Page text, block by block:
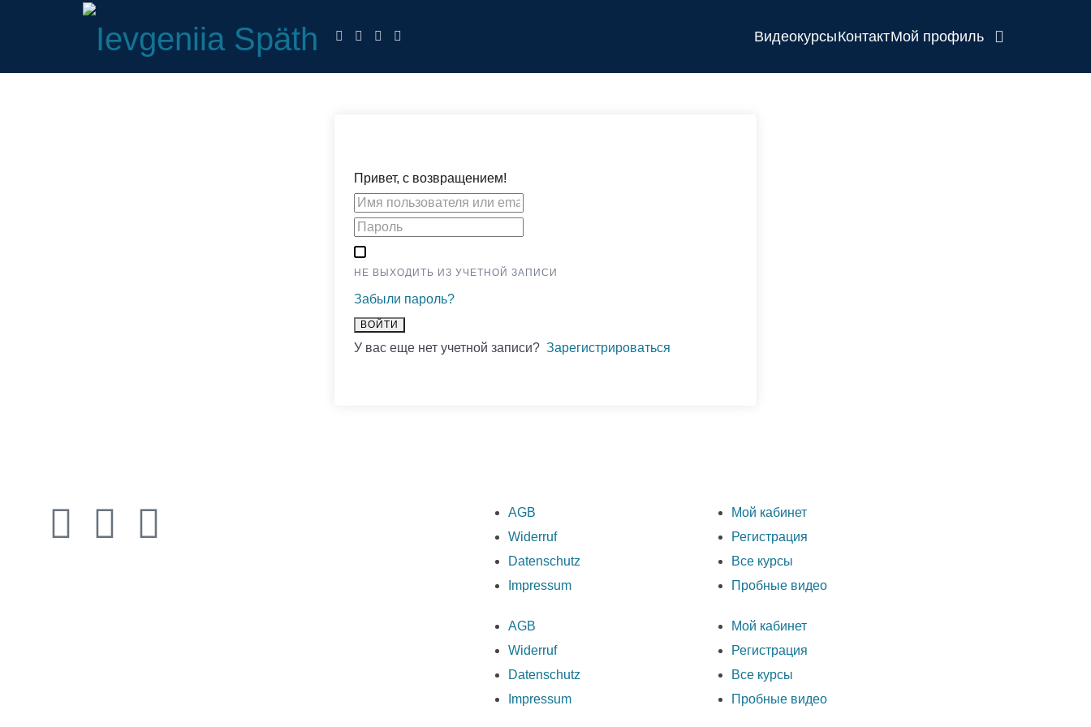
ВидеокурсыКонтактМой профиль
Привет, с возвращением!
НЕ ВЫХОДИТЬ ИЗ УЧЕТНОЙ ЗАПИСИ
Забыли пароль?
ВОЙТИ
У вас еще нет учетной записи? Зарегистрироваться
AGB
Widerruf
Datenschutz
Impressum
AGB
Widerruf
Datenschutz
Impressum
Мой кабинет
Регистрация
Все курсы
Пробные видео
Мой кабинет
Регистрация
Все курсы
Пробные видео